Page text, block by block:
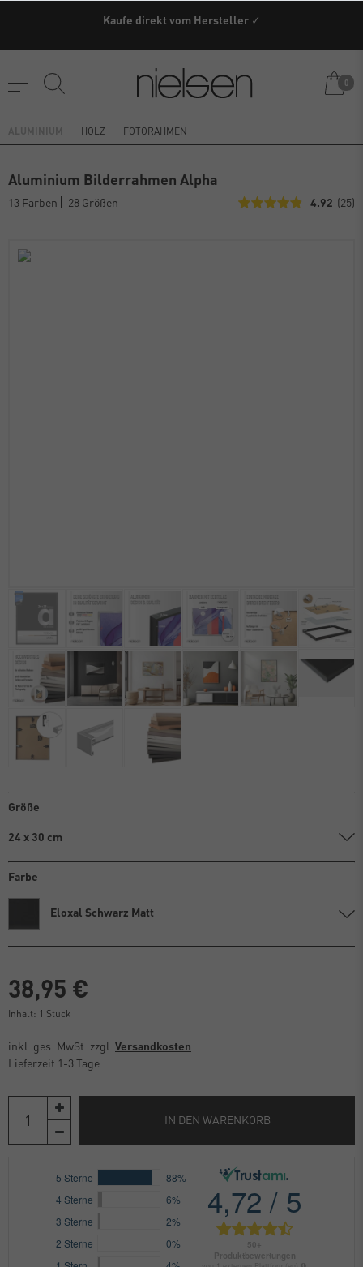
Kaufe direkt vom Hersteller ✓
0
HOLZ FOTORAHMEN
Aluminium Bilderrahmen Alpha
13 Farben 28 Größen 4.92 (25)
Größe
24 x 30 cm
Farbe
Eloxal Schwarz Matt
38,95 €
Inhalt: 1 Stück
inkl. ges. MwSt. zzgl. Versandkosten
Lieferzeit 1-3 Tage
IN DEN WARENKORB